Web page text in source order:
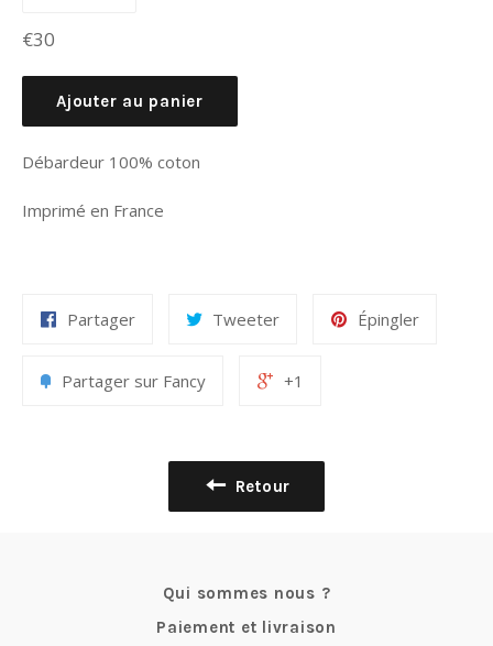
Prix
€30
Ajouter au panier
Débardeur 100% coton
Imprimé en France
Partager Tweeter Épingler
Partager sur Fancy +1
Retour
Qui sommes nous ?
Paiement et livraison